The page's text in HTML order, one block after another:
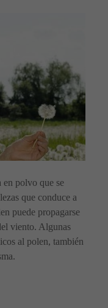
en polvo que se
que conduce a
puede propagarse
viento. Algunas
al polen, también